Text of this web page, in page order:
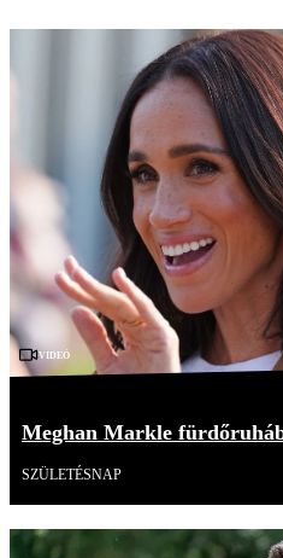
Videó
Meghan Markle
SZÜLETÉSNAP